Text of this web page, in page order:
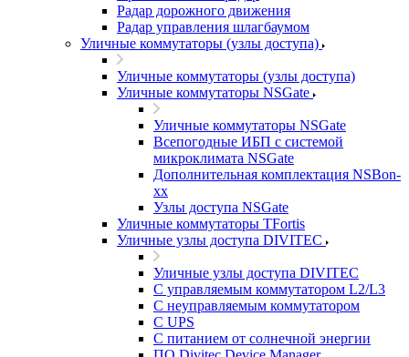
Радар дорожного движения
Радар управления шлагбаумом
Уличные коммутаторы (узлы доступа)
Уличные коммутаторы (узлы доступа)
Уличные коммутаторы NSGate
Уличные коммутаторы NSGate
Всепогодные ИБП с системой
микроклимата NSGate
Дополнительная комплектация NSBon-
xx
Узлы доступа NSGate
Уличные коммутаторы TFortis
Уличные узлы доступа DIVITEC
Уличные узлы доступа DIVITEC
С управляемым коммутатором L2/L3
С неуправляемым коммутатором
С UPS
С питанием от солнечной энергии